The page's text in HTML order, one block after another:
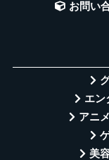
お問い
エン
アニ
美